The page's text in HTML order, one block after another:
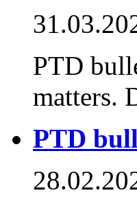
PTD
matters.
PTD